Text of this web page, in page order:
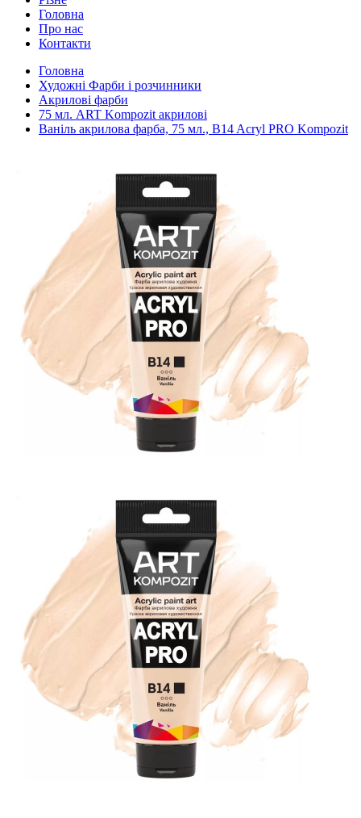
Головна
Про нас
Контакти
Головна
Художні Фарби і розчинники
Акрилові фарби
75 мл. ART Kompozit акрилові
Ваніль акрилова фарба, 75 мл., B14 Acryl PRO Kompozit